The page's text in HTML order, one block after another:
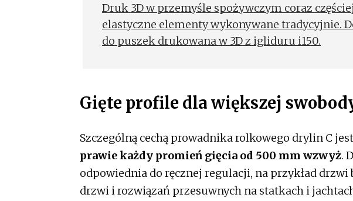
Druk 3D w przemyśle spożywczym coraz
elastyczne elementy wykonywane tradycyjnie.
do puszek drukowana w 3D z igliduru i150.
Gięte profile dla większej
Szczególną cechą prowadnika rolkowego drylin C
prawie każdy promień gięcia od 500 mm wzwyż.
odpowiednia do ręcznej regulacji, na przykład drzwi
drzwi i rozwiązań przesuwnych na statkach i